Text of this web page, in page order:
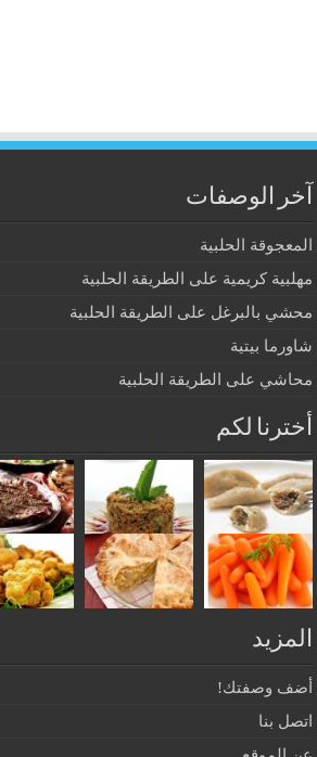
آخر الوصفات
المعجوقة الحلبية
مهلبية كريمية على الطريقة الحلبية
محشي بالبرغل على الطريقة الحلبية
شاورما بيتية
محاشي على الطريقة الحلبية
أخترنا لكم
المزيد
أضف وصفتك!
اتصل بنا